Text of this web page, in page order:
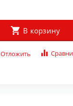
В корзину
Отложить